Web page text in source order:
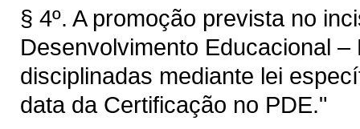
§ 4º. A promoção prevista no
Desenvolvimento Educacional
disciplinadas mediante lei
data da Certificação no PDE."